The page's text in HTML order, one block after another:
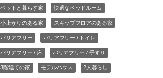
ペットと暮らす家 快適なベッドルーム
小上がりのある家 スキップフロアのある家
バリアフリー バリアフリー / トイレ
バリアフリー / 床 バリアフリー / 手すり
3階建ての家 モデルハウス 2人暮らし